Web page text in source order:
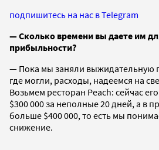
подпишитесь на нас в Telegram
— Сколько времени вы даете им
прибыльности?
— Пока мы заняли выжидательную
где могли, расходы, надеемся на
Возьмем ресторан Peach: сейчас
$300 000 за неполные 20 дней, а в
больше $400 000, то есть мы
снижение.